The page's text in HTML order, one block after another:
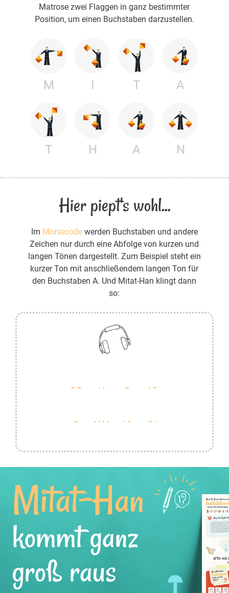
Matrose zwei Flaggen in ganz bestimmter
Position, um einen Buchstaben darzustellen.
M I T A
T H A N
Hier piept's wohl...
Im Morsecodewerden Buchstaben und andere
Zeichen nur durch eine Abfolge von kurzen und
langen Tönen dargestellt. Zum Beispiel steht ein
kurzer Ton mit anschließendem langen Ton für
den Buchstaben A. Und Mitat-Han klingt dann
so:
Mitat-Han
kommt ganz
groß raus